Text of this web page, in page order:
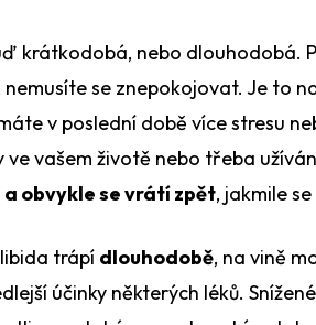
krátkodobá, nebo dlouhodobá.
se znepokojovat. Je to
v poslední době více stresu
vašem životě nebo třeba
obvykle se vrátí zpět, jakmile
trápí dlouhodobě, na vině
účinky některých léků.